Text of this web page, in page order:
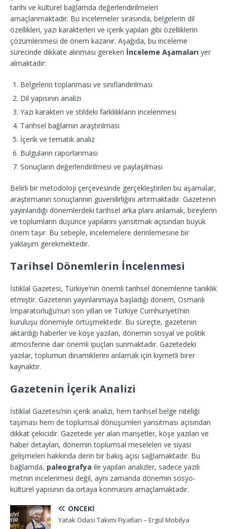
tarihi ve kültürel bağlamda değerlendirilmeleri
amaçlanmaktadır. Bu incelemeler sırasında, belgelerin dil
özellikleri, yazı karakterleri ve içerik yapıları gibi özelliklerin
çözümlenmesi de önem kazanır. Aşağıda, bu inceleme
sürecinde dikkate alınması gereken İnceleme Aşamaları yer
almaktadır:
Belgelerin toplanması ve sınıflandırılması
Dil yapısının analizi
Yazı karakteri ve stildeki farklılıkların incelenmesi
Tarihsel bağlamın araştırılması
İçerik ve tematik analiz
Bulguların raporlanması
Sonuçların değerlendirilmesi ve paylaşılması
Belirli bir metodoloji çerçevesinde gerçekleştirilen bu aşamalar,
araştırmanın sonuçlarının güvenilirliğini artırmaktadır. Gazetenin
yayınlandığı dönemlerdeki tarihsel arka planı anlamak, bireylerin
ve toplumların düşünce yapılarını yansıtmak açısından büyük
önem taşır. Bu sebeple, incelemelere derinlemesine bir
yaklaşım gerekmektedir.
Tarihsel Dönemlerin İncelenmesi
İstiklal Gazetesi, Türkiye’nin önemli tarihsel dönemlerine tanıklık
etmiştir. Gazetenin yayınlanmaya başladığı dönem, Osmanlı
İmparatorluğu’nun son yılları ve Türkiye Cumhuriyeti’nin
kuruluşu dönemiyle örtüşmektedir. Bu süreçte, gazetenin
aktardığı haberler ve köşe yazıları, dönemin sosyal ve politik
atmosferine dair önemli ipuçları sunmaktadır. Gazetedeki
yazılar, toplumun dinamiklerini anlamak için kıymetli birer
kaynaktır.
Gazetenin İçerik Analizi
İstiklal Gazetesi’nin içerik analizi, hem tarihsel belge niteliği
taşıması hem de toplumsal dönüşümleri yansıtması açısından
dikkat çekicidir. Gazetede yer alan manşetler, köşe yazıları ve
haber detayları, dönemin toplumsal meseleleri ve siyasi
gelişmeleri hakkında derin bir bakış açısı sağlamaktadır. Bu
bağlamda, paleografya ile yapılan analizler, sadece yazılı
metnin incelenmesi değil, aynı zamanda dönemin sosyo-
kültürel yapısının da ortaya konmasını amaçlamaktadır.
ÖNCEKI
Yatak Odası Takımı Fiyatları – Ergül Mobilya